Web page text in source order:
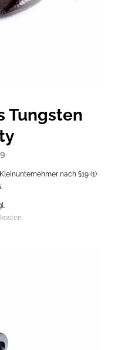
Tungsten
nach §19 (1)